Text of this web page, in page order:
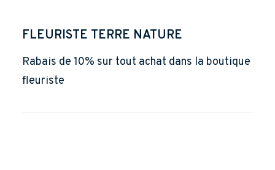
FLEURISTE TERRE NATURE
Rabais de 10% sur tout achat dans la boutique
fleuriste